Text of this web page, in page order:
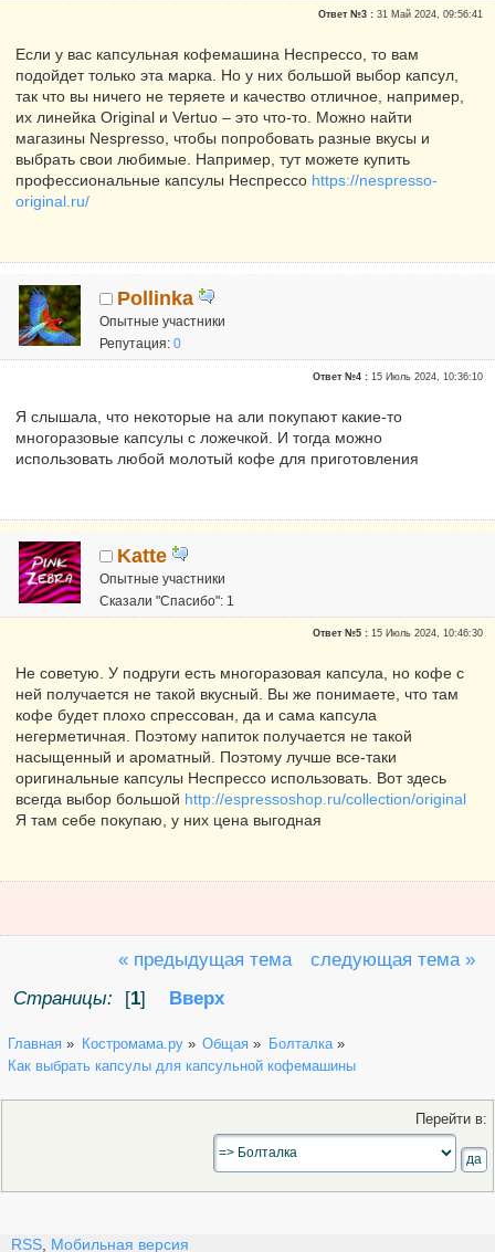
Ответ №3 :31 Май 2024, 09:56:41
Если у вас капсульная кофемашина Неспрессо, то вам
подойдет только эта марка. Но у них большой выбор капсул,
так что вы ничего не теряете и качество отличное, например,
их линейка Original и Vertuo – это что-то. Можно найти
магазины Nespresso, чтобы попробовать разные вкусы и
выбрать свои любимые. Например, тут можете купить
профессиональные капсулы Неспрессо https://nespresso-
original.ru/
Pollinka
Опытные участники
Репутация:0
Ответ №4 :15 Июль 2024, 10:36:10
Я слышала, что некоторые на али покупают какие-то
многоразовые капсулы с ложечкой. И тогда можно
использовать любой молотый кофе для приготовления
Katte
Опытные участники
Сказали "Спасибо": 1
Репутация:0
Ответ №5 :15 Июль 2024, 10:46:30
Не советую. У подруги есть многоразовая капсула, но кофе с
ней получается не такой вкусный. Вы же понимаете, что там
кофе будет плохо спрессован, да и сама капсула
негерметичная. Поэтому напиток получается не такой
насыщенный и ароматный. Поэтому лучше все-таки
оригинальные капсулы Неспрессо использовать. Вот здесь
всегда выбор большой http://espressoshop.ru/collection/original
Я там себе покупаю, у них цена выгодная
« предыдущая тема
следующая тема »
Страницы:
[1] Вверх
Главная » Костромама.ру» Общая » Болталка»
Как выбрать капсулы для капсульной кофемашины
Перейти в:
RSS Мобильная версия